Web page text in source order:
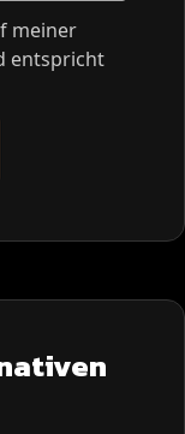
meiner
entspricht